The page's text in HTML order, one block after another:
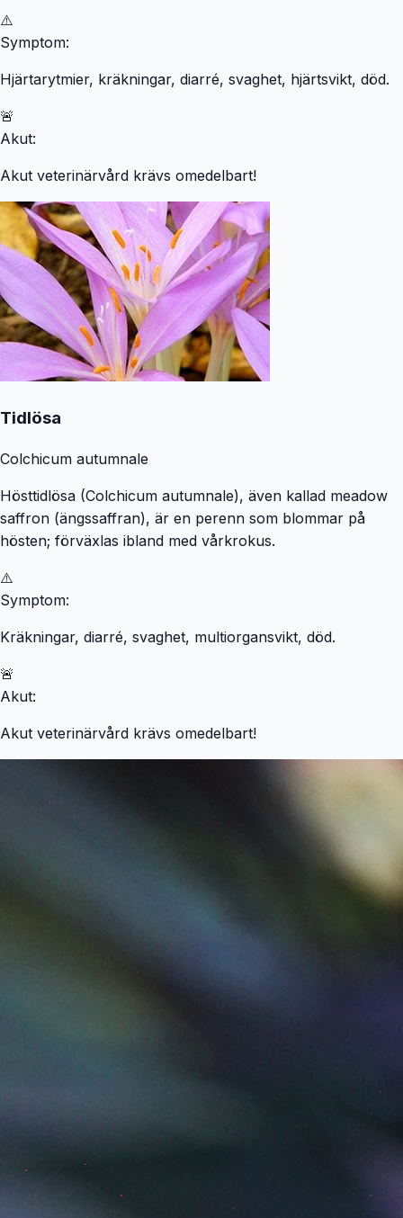
⚠️
Symptom:
Hjärtarytmier, kräkningar, diarré, svaghet, hjärtsvikt, död.
🚨
Akut:
Akut veterinärvård krävs omedelbart!
Tidlösa
Colchicum autumnale
Hösttidlösa (Colchicum autumnale), även kallad meadow
saffron (ängssaffran), är en perenn som blommar på
hösten; förväxlas ibland med vårkrokus.
⚠️
Symptom:
Kräkningar, diarré, svaghet, multiorgansvikt, död.
🚨
Akut:
Akut veterinärvård krävs omedelbart!